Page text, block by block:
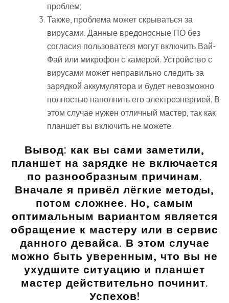
проблем;
Также, проблема может скрываться за
вирусами. Данные вредоносные ПО без
согласия пользователя могут включить Вай-
Фай или микрофон с камерой. Устройство с
вирусами может неправильно следить за
зарядкой аккумулятора и будет невозможно
полностью наполнить его электроэнергией. В
этом случае нужен отличный мастер, так как
планшет вы включить не можете.
Вывод: как вы сами заметили,
планшет на зарядке не включается
по разнообразным причинам.
Вначале я привёл лёгкие методы,
потом сложнее. Но, самым
оптимальным вариантом является
обращение к мастеру или в сервис
данного девайса. В этом случае
можно быть уверенным, что вы не
ухудшите ситуацию и планшет
мастер действительно починит.
Успехов!